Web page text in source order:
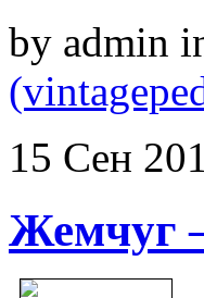
by admin
15 Сен
Жемчуг